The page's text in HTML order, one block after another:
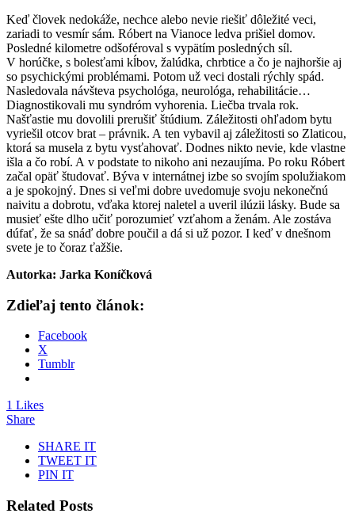
Keď človek nedokáže, nechce alebo nevie riešiť dôležité veci,
zariadi to vesmír sám. Róbert na Vianoce ledva prišiel domov.
Posledné kilometre odšoféroval s vypätím posledných síl.
V horúčke, s bolesťami kĺbov, žalúdka, chrbtice a čo je najhoršie aj
so psychickými problémami. Potom už veci dostali rýchly spád.
Nasledovala návšteva psychológa, neurológa, rehabilitácie…
Diagnostikovali mu syndróm vyhorenia. Liečba trvala rok.
Našťastie mu dovolili prerušiť štúdium. Záležitosti ohľadom bytu
vyriešil otcov brat – právnik. A ten vybavil aj záležitosti so Zlaticou,
ktorá sa musela z bytu vysťahovať. Dodnes nikto nevie, kde vlastne
išla a čo robí. A v podstate to nikoho ani nezaujíma. Po roku Róbert
začal opäť študovať. Býva v internátnej izbe so svojím spolužiakom
a je spokojný. Dnes si veľmi dobre uvedomuje svoju nekonečnú
naivitu a dobrotu, vďaka ktorej naletel a uveril ilúzii lásky. Bude sa
musieť ešte dlho učiť porozumieť vzťahom a ženám. Ale zostáva
dúfať, že sa snáď dobre poučil a dá si už pozor. I keď v dnešnom
svete je to čoraz ťažšie.
Autorka: Jarka Koníčková
Zdieľaj tento článok:
Facebook
X
Tumblr
1 Likes
Share
SHARE IT
TWEET IT
PIN IT
Related Posts